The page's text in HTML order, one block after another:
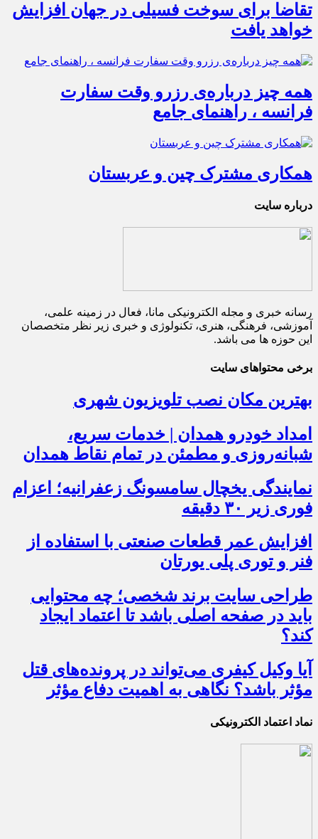
تقاضا برای سوخت فسیلی در جهان افزایش
خواهد یافت
همه چیز درباره‌ی رزرو وقت سفارت
فرانسه ، راهنمای جامع
همکاری مشترک چین و عربستان
درباره سایت
رسانه خبری و مجله الکترونیکی مانا، فعال در زمینه علمی،
آموزشی، فرهنگی، هنری، تکنولوژی و خبری زیر نظر متخصصان
این حوزه ها می باشد.
برخی محتواهای سایت
بهترین مکان نصب تلویزیون شهری
امداد خودرو همدان | خدمات سریع،
شبانه‌روزی و مطمئن در تمام نقاط همدان
نمایندگی یخچال سامسونگ زعفرانیه؛ اعزام
فوری زیر ۳۰ دقیقه
افزایش عمر قطعات صنعتی با استفاده از
فنر و توری پلی یورتان
طراحی سایت برند شخصی؛ چه محتوایی
باید در صفحه اصلی باشد تا اعتماد ایجاد
کند؟
آیا وکیل کیفری می‌تواند در پرونده‌های قتل
مؤثر باشد؟ نگاهی به اهمیت دفاع مؤثر
نماد اعتماد الکترونیکی